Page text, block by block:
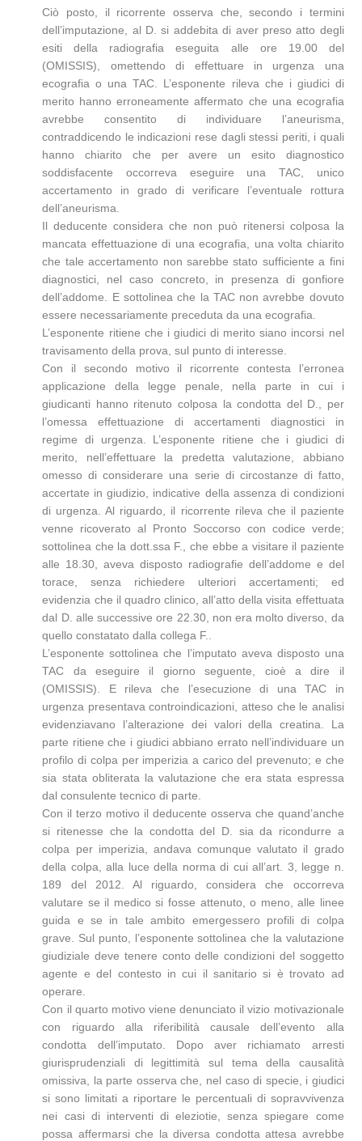
Ciò posto, il ricorrente osserva che, secondo i termini
dell’imputazione, al D. si addebita di aver preso atto degli
esiti della radiografia eseguita alle ore 19.00 del
(OMISSIS), omettendo di effettuare in urgenza una
ecografia o una TAC. L’esponente rileva che i giudici di
merito hanno erroneamente affermato che una ecografia
avrebbe consentito di individuare l’aneurisma,
contraddicendo le indicazioni rese dagli stessi periti, i quali
hanno chiarito che per avere un esito diagnostico
soddisfacente occorreva eseguire una TAC, unico
accertamento in grado di verificare l’eventuale rottura
dell’aneurisma.
Il deducente considera che non può ritenersi colposa la
mancata effettuazione di una ecografia, una volta chiarito
che tale accertamento non sarebbe stato sufficiente a fini
diagnostici, nel caso concreto, in presenza di gonfiore
dell’addome. E sottolinea che la TAC non avrebbe dovuto
essere necessariamente preceduta da una ecografia.
L’esponente ritiene che i giudici di merito siano incorsi nel
travisamento della prova, sul punto di interesse.
Con il secondo motivo il ricorrente contesta l’erronea
applicazione della legge penale, nella parte in cui i
giudicanti hanno ritenuto colposa la condotta del D., per
l’omessa effettuazione di accertamenti diagnostici in
regime di urgenza. L’esponente ritiene che i giudici di
merito, nell’effettuare la predetta valutazione, abbiano
omesso di considerare una serie di circostanze di fatto,
accertate in giudizio, indicative della assenza di condizioni
di urgenza. Al riguardo, il ricorrente rileva che il paziente
venne ricoverato al Pronto Soccorso con codice verde;
sottolinea che la dott.ssa F., che ebbe a visitare il paziente
alle 18.30, aveva disposto radiografie dell’addome e del
torace, senza richiedere ulteriori accertamenti; ed
evidenzia che il quadro clinico, all’atto della visita effettuata
dal D. alle successive ore 22.30, non era molto diverso, da
quello constatato dalla collega F..
L’esponente sottolinea che l’imputato aveva disposto una
TAC da eseguire il giorno seguente, cioè a dire il
(OMISSIS). E rileva che l’esecuzione di una TAC in
urgenza presentava controindicazioni, atteso che le analisi
evidenziavano l’alterazione dei valori della creatina. La
parte ritiene che i giudici abbiano errato nell’individuare un
profilo di colpa per imperizia a carico del prevenuto; e che
sia stata obliterata la valutazione che era stata espressa
dal consulente tecnico di parte.
Con il terzo motivo il deducente osserva che quand’anche
si ritenesse che la condotta del D. sia da ricondurre a
colpa per imperizia, andava comunque valutato il grado
della colpa, alla luce della norma di cui all’art. 3, legge n.
189 del 2012. Al riguardo, considera che occorreva
valutare se il medico si fosse attenuto, o meno, alle linee
guida e se in tale ambito emergessero profili di colpa
grave. Sul punto, l’esponente sottolinea che la valutazione
giudiziale deve tenere conto delle condizioni del soggetto
agente e del contesto in cui il sanitario si è trovato ad
operare.
Con il quarto motivo viene denunciato il vizio motivazionale
con riguardo alla riferibilità causale dell’evento alla
condotta dell’imputato. Dopo aver richiamato arresti
giurisprudenziali di legittimità sul tema della causalità
omissiva, la parte osserva che, nel caso di specie, i giudici
si sono limitati a riportare le percentuali di sopravvivenza
nei casi di interventi di eleziotie, senza spiegare come
possa affermarsi che la diversa condotta attesa avrebbe